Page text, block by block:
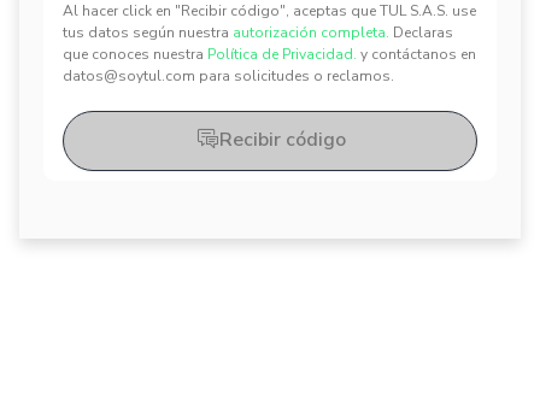
Al hacer click en "Recibir código", aceptas que TUL S.A.S. use
tus datos según nuestra autorización completa. Declaras
que conoces nuestra Política de Privacidad. y contáctanos en
datos@soytul.com para solicitudes o reclamos.
✕
✕
Recibir código